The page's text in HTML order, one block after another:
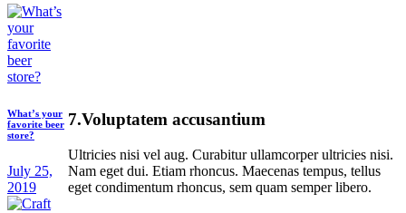
What’s your
favorite beer
store?
July 25,
2019
7.Voluptatem accusantium
Ultricies nisi vel aug. Curabitur ullamcorper ultricies nisi.
Nam eget dui. Etiam rhoncus. Maecenas tempus, tellus
eget condimentum rhoncus, sem quam semper libero.